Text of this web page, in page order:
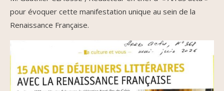
pour évoquer cette manifestation unique au sein de la
Renaissance Française.